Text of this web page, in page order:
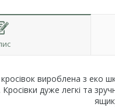
вироблена з еко
дуже легкі та